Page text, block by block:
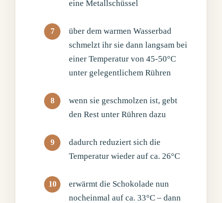
eine Metallschüssel
über dem warmen Wasserbad
schmelzt ihr sie dann langsam bei
einer Temperatur von 45-50°C
unter gelegentlichem Rühren
wenn sie geschmolzen ist, gebt
den Rest unter Rühren dazu
dadurch reduziert sich die
Temperatur wieder auf ca. 26°C
erwärmt die Schokolade nun
nocheinmal auf ca. 33°C – dann